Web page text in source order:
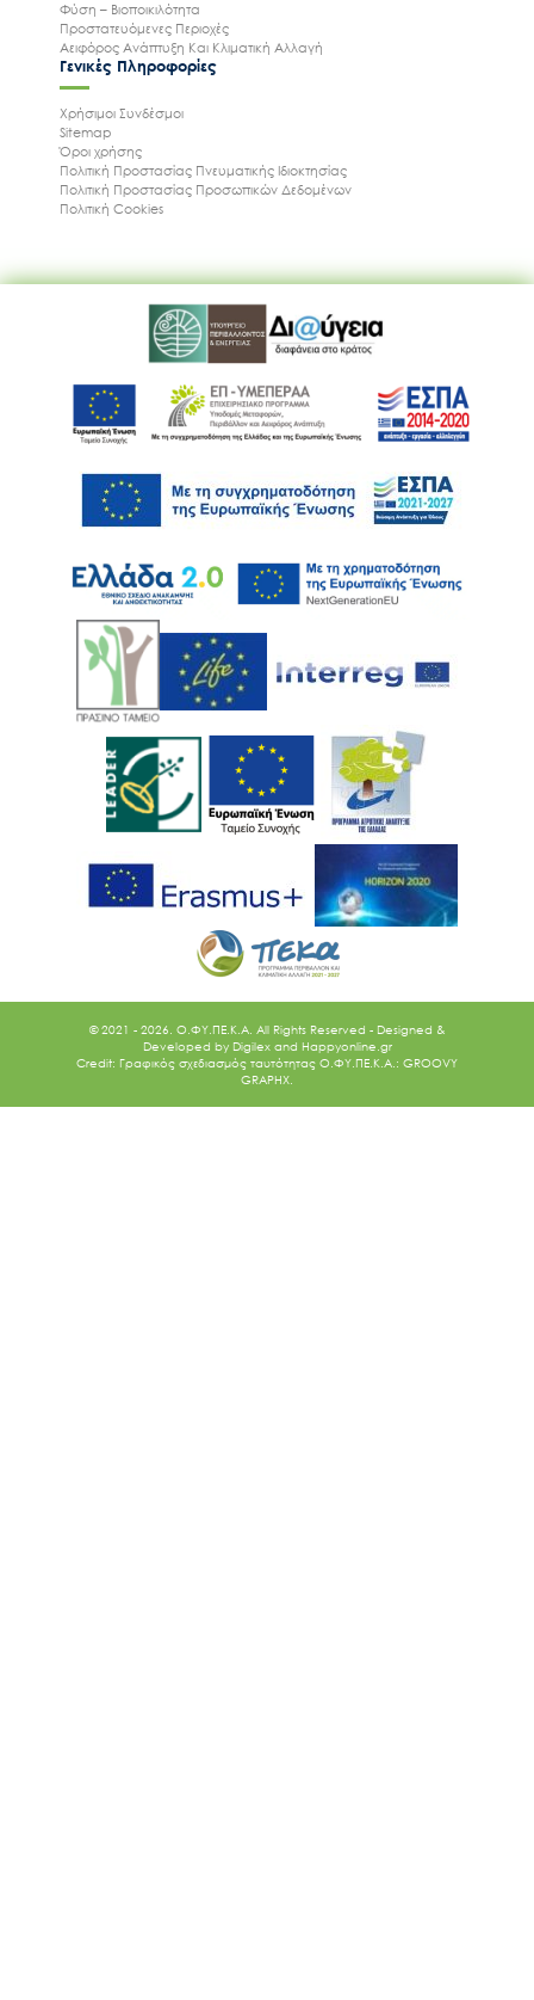
Φύση – Βιοποικιλότητα
Προστατευόμενες Περιοχές
Αειφόρος Ανάπτυξη Και Κλιματική Αλλαγή
Γενικές Πληροφορίες
Χρήσιμοι Συνδέσμοι
Sitemap
Όροι χρήσης
Πολιτική Προστασίας Πνευματικής Ιδιοκτησίας
Πολιτική Προστασίας Προσωπικών Δεδομένων
Πολιτική Cookies
© 2021 - 2026. O.ΦΥ.ΠΕ.Κ.Α. All Rights Reserved - Designed &
Developed by Digilex and Happyonline.gr
Credit: Γραφικός σχεδιασμός ταυτότητας Ο.ΦΥ.ΠΕ.Κ.Α.: GROOVY
GRAPHX.